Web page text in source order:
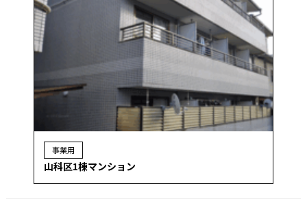
事業用
山科区1棟マンション